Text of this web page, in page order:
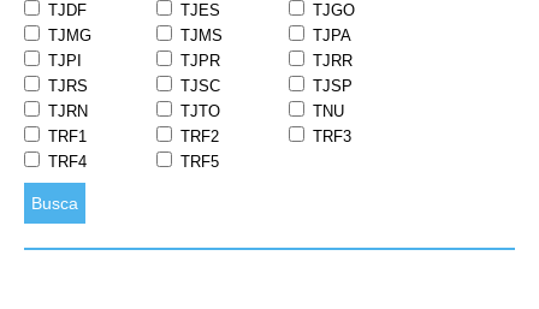
TJDF
TJES
TJGO
TJMG
TJMS
TJPA
TJPI
TJPR
TJRR
TJRS
TJSC
TJSP
TJRN
TJTO
TNU
TRF1
TRF2
TRF3
TRF4
TRF5
Busca